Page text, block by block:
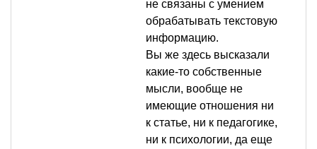
не связаны с умением
обрабатывать текстовую
информацию.
Вы же здесь высказали
какие-то собственные
мысли, вообще не
имеющие отношения ни
к статье, ни к педагогике,
ни к психологии, да еще